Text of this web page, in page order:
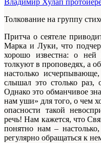
Владимир Хулап
Толкование на группу
Притча о сеятеле
Марка и Луки, что
хорошо известна: о ней
толкуют в проповедях, а
настолько
слышал это столько раз,
Однако это обманчивое
нам уши» для того, о чем
опасности такой
речь! Нам кажется, что
понятно нам –
регулярно обращаться к